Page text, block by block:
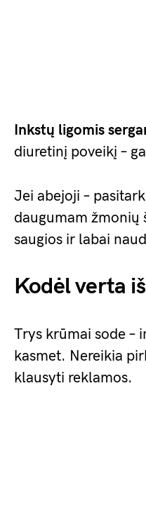
Inkstų ligomis
diuretinį poveikį –
Jei abejoji –
daugumam žmonių
saugios ir labai
Kodėl verta
Trys krūmai sode –
kasmet. Nereikia
klausyti reklamos.